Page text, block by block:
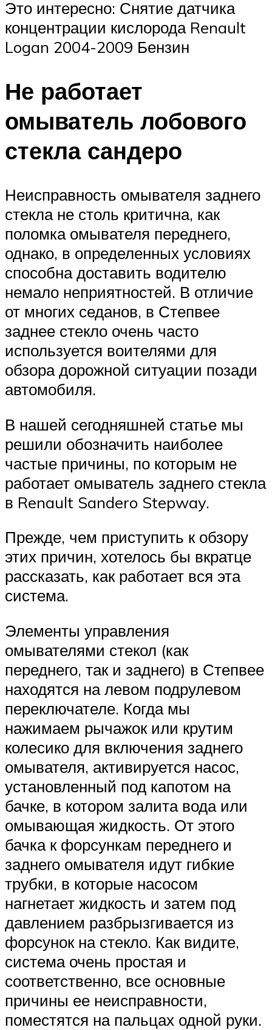
Это интересно: Снятие датчика
концентрации кислорода Renault
Logan 2004-2009 Бензин
Не работает
омыватель лобового
стекла сандеро
Неисправность омывателя заднего
стекла не столь критична, как
поломка омывателя переднего,
однако, в определенных условиях
способна доставить водителю
немало неприятностей. В отличие
от многих седанов, в Степвее
заднее стекло очень часто
используется воителями для
обзора дорожной ситуации позади
автомобиля.
В нашей сегодняшней статье мы
решили обозначить наиболее
частые причины, по которым не
работает омыватель заднего стекла
в Renault Sandero Stepway.
Прежде, чем приступить к обзору
этих причин, хотелось бы вкратце
рассказать, как работает вся эта
система.
Элементы управления
омывателями стекол (как
переднего, так и заднего) в Степвее
находятся на левом подрулевом
переключателе. Когда мы
нажимаем рычажок или крутим
колесико для включения заднего
омывателя, активируется насос,
установленный под капотом на
бачке, в котором залита вода или
омывающая жидкость. От этого
бачка к форсункам переднего и
заднего омывателя идут гибкие
трубки, в которые насосом
нагнетает жидкость и затем под
давлением разбрызгивается из
форсунок на стекло. Как видите,
система очень простая и
соответственно, все основные
причины ее неисправности,
поместятся на пальцах одной руки.